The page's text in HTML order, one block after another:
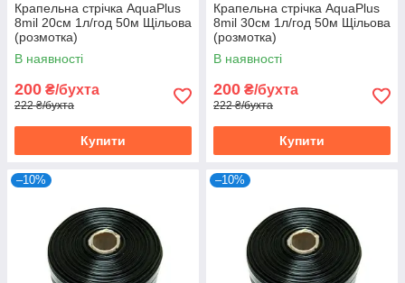
Крапельна стрічка AquaPlus
8mil 20см 1л/год 50м Щільова
(розмотка)
В наявності
200 ₴/бухта
222 ₴/бухта
Купити
Крапельна стрічка AquaPlus
8mil 30см 1л/год 50м Щільова
(розмотка)
В наявності
200 ₴/бухта
222 ₴/бухта
Купити
–10% –10%